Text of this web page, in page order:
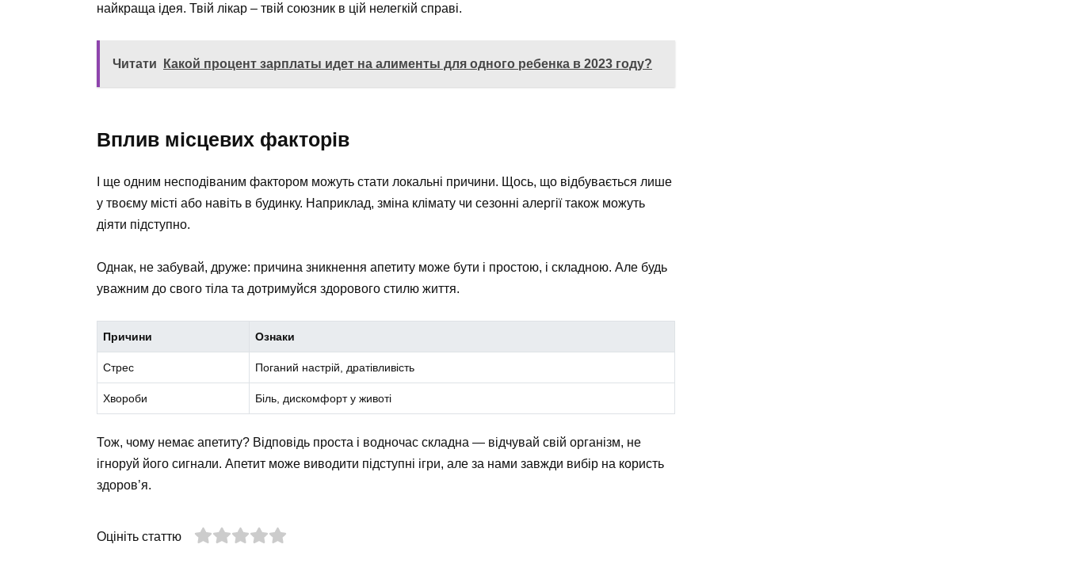
найкраща ідея. Твій лікар – твій союзник в цій нелегкій справі.
Читати Какой процент зарплаты идет на алименты для одного ребенка в 2023 году?
Вплив місцевих факторів
І ще одним несподіваним фактором можуть стати локальні причини. Щось, що відбувається лише
у твоєму місті або навіть в будинку. Наприклад, зміна клімату чи сезонні алергії також можуть
діяти підступно.
Однак, не забувай, друже: причина зникнення апетиту може бути і простою, і складною. Але будь
уважним до свого тіла та дотримуйся здорового стилю життя.
Причини Ознаки
Стрес Поганий настрій, дратівливість
Хвороби Біль, дискомфорт у животі
Тож, чому немає апетиту? Відповідь проста і водночас складна — відчувай свій організм, не
ігноруй його сигнали. Апетит може виводити підступні ігри, але за нами завжди вибір на користь
здоров’я.
Оцініть статтю